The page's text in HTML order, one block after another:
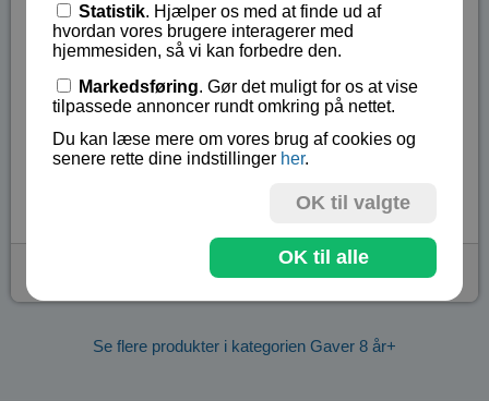
sætter deres nysgerrighed og byggelyst på det
højeste. Det udfordrer børns motoriske evner og
Vi anbefaler sættet til børn fra 8 år.
Lagerstatus:Ikke på lager
Se flere produkter i kategorien Gaver 8 år+
Statistik. Hjælper os med at finde ud af
hvordan vores brugere interagerer med
hjemmesiden, så vi kan forbedre den.
Markedsføring. Gør det muligt for os at vise
tilpassede annoncer rundt omkring på nettet.
Du kan læse mere om vores brug af cookies og
senere rette dine indstillinger her.
OK til valgte
OK til alle